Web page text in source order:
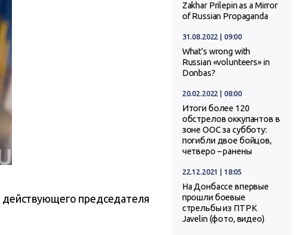
действующего председателя
Zakhar Prilepin as a Mirror
of Russian Propaganda
31.08.2022 | 09:00
What’s wrong with
Russian «volunteers» in
Donbas?
20.02.2022 | 08:00
Итоги более 120
обстрелов оккупантов в
зоне ООС за субботу:
погибли двое бойцов,
четверо – ранены
22.12.2021 | 18:05
На Донбассе впервые
прошли боевые
стрельбы из ПТРК
Javelin (фото, видео)